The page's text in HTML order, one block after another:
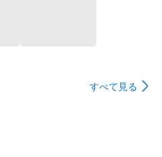
すべて見る